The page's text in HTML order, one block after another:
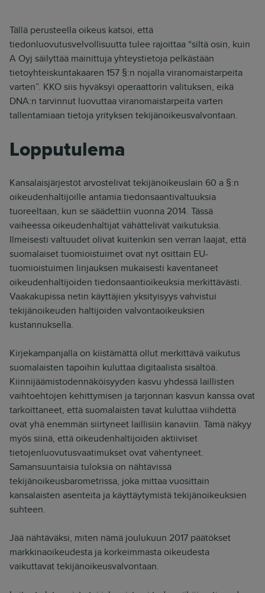
Tällä perusteella oikeus katsoi, että
tiedonluovutusvelvollisuutta tulee rajoittaa “siltä osin, kuin
A Oyj säilyttää mainittuja yhteystietoja pelkästään
tietoyhteiskuntakaaren 157 §:n nojalla viranomaistarpeita
varten”. KKO siis hyväksyi operaattorin valituksen, eikä
DNA:n tarvinnut luovuttaa viranomaistarpeita varten
tallentamiaan tietoja yrityksen tekijänoikeusvalvontaan.
Lopputulema
Kansalaisjärjestöt arvostelivat tekijänoikeuslain 60 a §:n
oikeudenhaltijoille antamia tiedonsaantivaltuuksia
tuoreeltaan, kun se säädettiin vuonna 2014. Tässä
vaiheessa oikeudenhaltijat vähättelivät vaikutuksia.
Ilmeisesti valtuudet olivat kuitenkin sen verran laajat, että
suomalaiset tuomioistuimet ovat nyt osittain EU-
tuomioistuimen linjauksen mukaisesti kaventaneet
oikeudenhaltijoiden tiedonsaantioikeuksia merkittävästi.
Vaakakupissa netin käyttäjien yksityisyys vahvistui
tekijänoikeuden haltijoiden valvontaoikeuksien
kustannuksella.
Kirjekampanjalla on kiistämättä ollut merkittävä vaikutus
suomalaisten tapoihin kuluttaa digitaalista sisältöä.
Kiinnijäämistodennäköisyyden kasvu yhdessä laillisten
vaihtoehtojen kehittymisen ja tarjonnan kasvun kanssa ovat
tarkoittaneet, että suomalaisten tavat kuluttaa viihdettä
ovat yhä enemmän siirtyneet laillisiin kanaviin. Tämä näkyy
myös siinä, että oikeudenhaltijoiden aktiiviset
tietojenluovutusvaatimukset ovat vähentyneet.
Samansuuntaisia tuloksia on nähtävissä
tekijänoikeusbarometrissa, joka mittaa vuosittain
kansalaisten asenteita ja käyttäytymistä tekijänoikeuksien
suhteen.
Jää nähtäväksi, miten nämä joulukuun 2017 päätökset
markkinaoikeudesta ja korkeimmasta oikeudesta
vaikuttavat tekijänoikeusvalvontaan.